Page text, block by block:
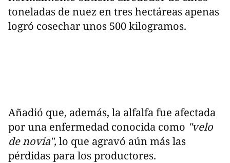
toneladas de nuez en tres hectáreas apenas
logró cosechar unos 500 kilogramos.
Añadió que, además, la alfalfa fue afectada
por una enfermedad conocida como "velo
de novia",lo que agravó aún más las
pérdidas para los productores.